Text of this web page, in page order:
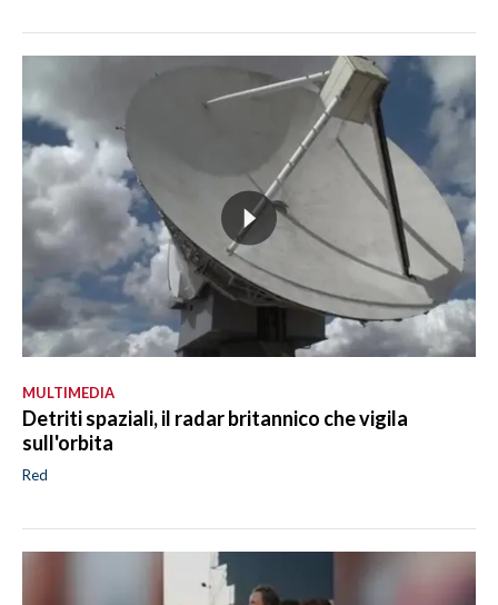
MULTIMEDIA
Detriti spaziali, il radar britannico che vigila
sull'orbita
Red